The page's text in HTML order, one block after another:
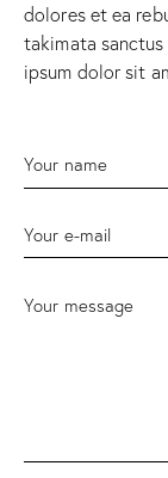
dolores et ea
takimata
ipsum dolor sit